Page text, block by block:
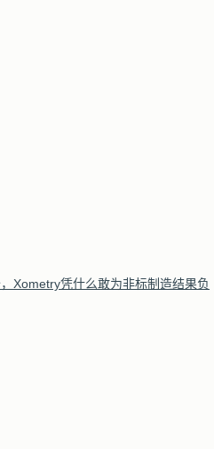
Xometry凭什么敢为非标制造结果负